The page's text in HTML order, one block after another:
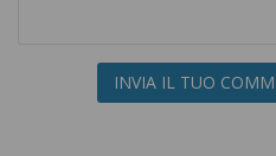
INVIA IL TUO